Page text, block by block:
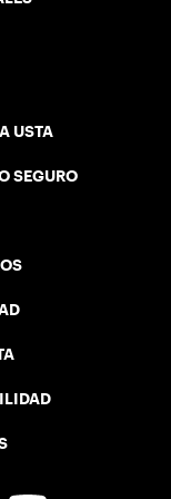
USTA
SEGURO